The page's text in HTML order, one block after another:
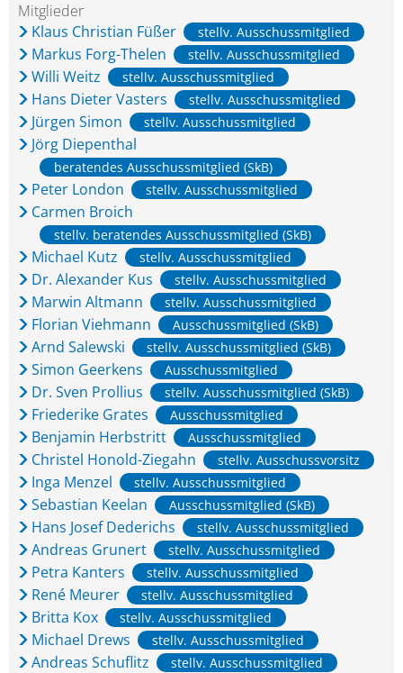
Mitglieder
Klaus Christian Füßer
stellv. Ausschussmitglied
Markus Forg-Thelen stellv. Ausschussmitglied
Willi Weitz stellv. Ausschussmitglied
Hans Dieter Vasters stellv. Ausschussmitglied
Jürgen Simon stellv. Ausschussmitglied
Jörg Diepenthal
beratendes Ausschussmitglied (SkB)
Peter London stellv. Ausschussmitglied
Carmen Broich
stellv. beratendes Ausschussmitglied (SkB)
Michael Kutz stellv. Ausschussmitglied
Dr. Alexander Kus stellv. Ausschussmitglied
Marwin Altmann stellv. Ausschussmitglied
Florian Viehmann Ausschussmitglied (SkB)
Arnd Salewski stellv. Ausschussmitglied (SkB)
Simon Geerkens Ausschussmitglied
Dr. Sven Prollius stellv. Ausschussmitglied (SkB)
Friederike Grates Ausschussmitglied
Benjamin Herbstritt Ausschussmitglied
Christel Honold-Ziegahn stellv. Ausschussvorsitz
Inga Menzel stellv. Ausschussmitglied
Sebastian Keelan Ausschussmitglied (SkB)
Hans Josef Dederichs stellv. Ausschussmitglied
Andreas Grunert stellv. Ausschussmitglied
Petra Kanters stellv. Ausschussmitglied
René Meurer stellv. Ausschussmitglied
Britta Kox stellv. Ausschussmitglied
Michael Drews stellv. Ausschussmitglied
Andreas Schuflitz stellv. Ausschussmitglied